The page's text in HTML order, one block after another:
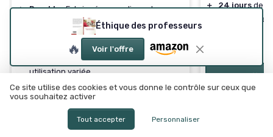
＋ Durable: Fabriqué en acrylique de
Facile à utiliser
: Outil pratique pour les
: Inclut 4 pièces pour une
utilisation variée
Voir l'offre
＋ 24 joursde
Pour tous
Voir l'offre
Éthique des professeurs
🔥 Voir l'offre
Ce site utilise des cookies et vous donne le contrôle sur ceux que
vous souhaitez activer
Tout accepter Personnaliser